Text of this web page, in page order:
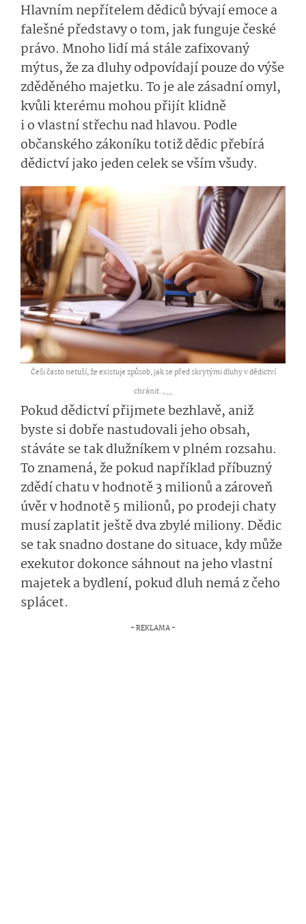
Hlavním nepřítelem dědiců bývají emoce a
falešné představy o tom, jak funguje české
právo. Mnoho lidí má stále zafixovaný
mýtus, že za dluhy odpovídají pouze do výše
zděděného majetku. To je ale zásadní omyl,
kvůli kterému mohou přijít klidně
i o vlastní střechu nad hlavou. Podle
občanského zákoníku totiž dědic přebírá
dědictví jako jeden celek se vším všudy.
Češi často netuší, že existuje způsob, jak se před skrytými dluhy v dědictví
chránit. ,...
Pokud dědictví přijmete bezhlavě, aniž
byste si dobře nastudovali jeho obsah,
stáváte se tak dlužníkem v plném rozsahu.
To znamená, že pokud například příbuzný
zdědí chatu v hodnotě 3 milionů a zároveň
úvěr v hodnotě 5 milionů, po prodeji chaty
musí zaplatit ještě dva zbylé miliony. Dědic
se tak snadno dostane do situace, kdy může
exekutor dokonce sáhnout na jeho vlastní
majetek a bydlení, pokud dluh nemá z čeho
splácet.